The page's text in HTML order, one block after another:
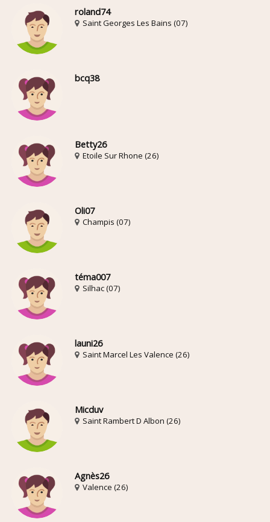
roland74
Saint Georges Les Bains (07)
bcq38
Betty26
Etoile Sur Rhone (26)
Oli07
Champis (07)
téma007
Silhac (07)
launi26
Saint Marcel Les Valence (26)
Micduv
Saint Rambert D Albon (26)
Agnès26
Valence (26)